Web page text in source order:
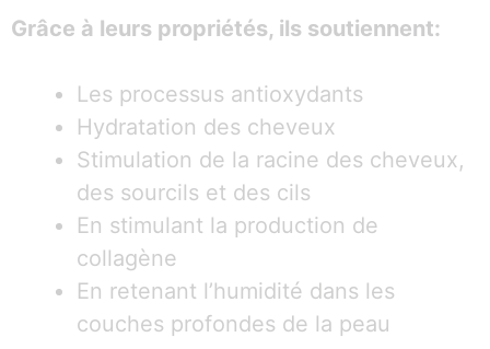
Grâce à leurs propriétés, ils soutiennent:
Les processus antioxydants
Hydratation des cheveux
Stimulation de la racine des cheveux,
des sourcils et des cils
En stimulant la production de
collagène
En retenant l’humidité dans les
couches profondes de la peau